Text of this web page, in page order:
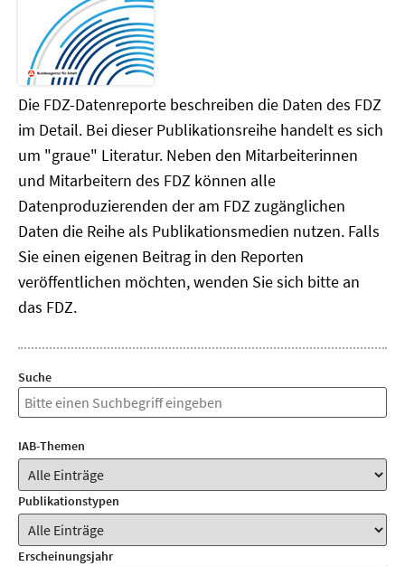
Die FDZ-Datenreporte beschreiben die Daten des FDZ
im Detail. Bei dieser Publikationsreihe handelt es sich
um "graue" Literatur. Neben den Mitarbeiterinnen
und Mitarbeitern des FDZ können alle
Datenproduzierenden der am FDZ zugänglichen
Daten die Reihe als Publikationsmedien nutzen. Falls
Sie einen eigenen Beitrag in den Reporten
veröffentlichen möchten, wenden Sie sich bitte an
das FDZ.
Suche
IAB-Themen
Publikationstypen
Erscheinungsjahr